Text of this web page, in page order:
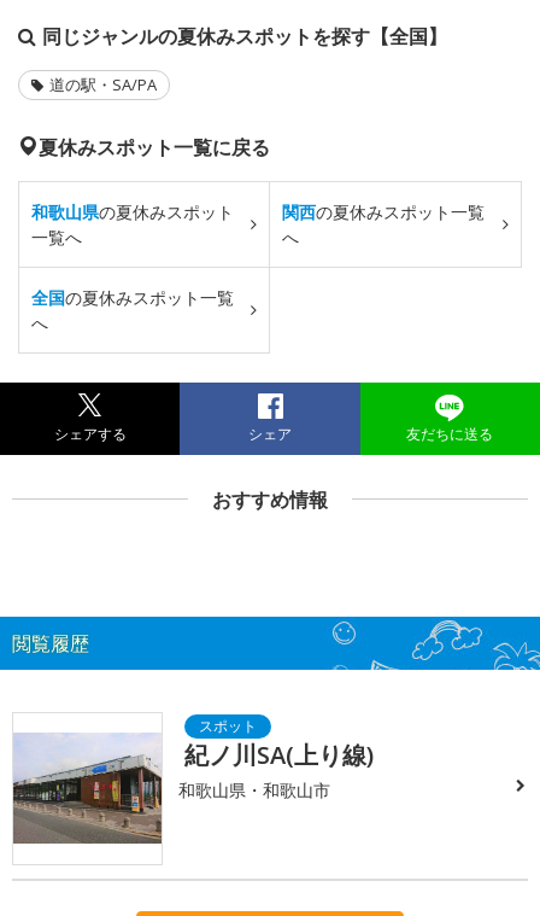
同じジャンルの夏休みスポットを探す【全国】
道の駅・SA/PA
夏休みスポット一覧に戻る
和歌山県の夏休みスポット
一覧へ
関西の夏休みスポット一覧
へ
全国の夏休みスポット一覧
へ
シェアする シェア 友だちに送る
おすすめ情報
閲覧履歴
紀ノ川SA(上り線)
和歌山県・和歌山市